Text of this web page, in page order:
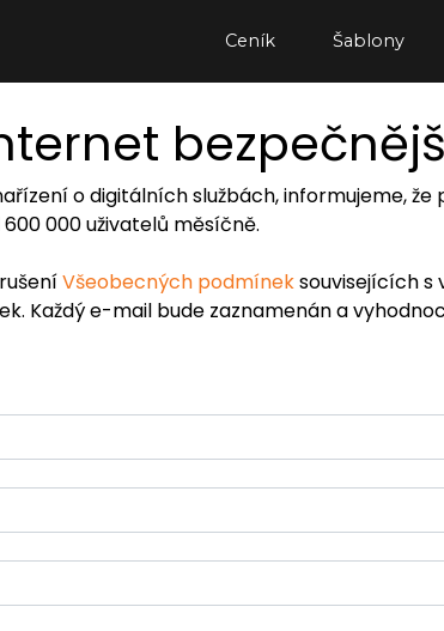
Ceník Šablony
o digitálních službách, informujeme,
600 000 uživatelů měsíčně.
Všeobecných podmíneksouvisejících s
Každý e-mail bude zaznamenán a